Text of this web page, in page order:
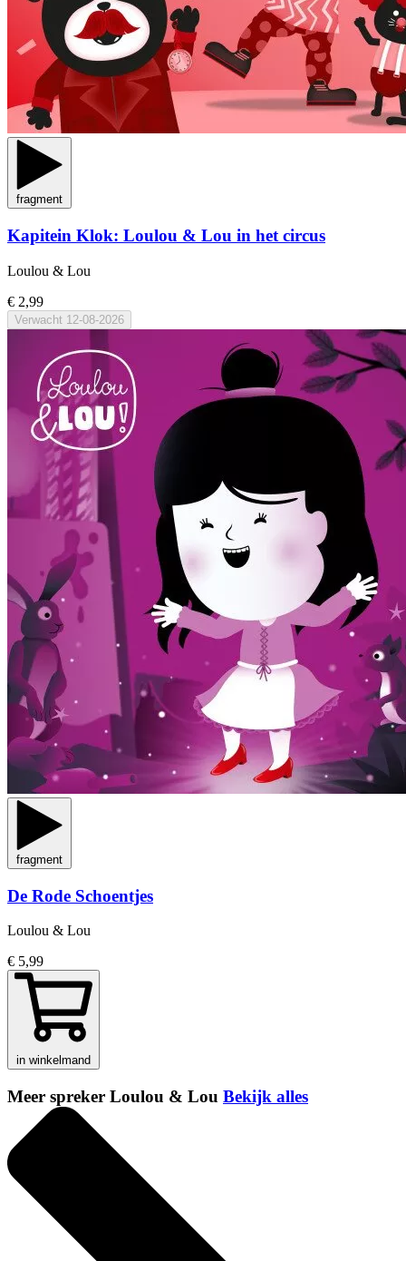
fragment
Kapitein Klok: Loulou & Lou in het circus
Loulou & Lou
€ 2,99
Verwacht 12-08-2026
fragment
De Rode Schoentjes
Loulou & Lou
€ 5,99
in winkelmand
Meer spreker Loulou & Lou Bekijk alles